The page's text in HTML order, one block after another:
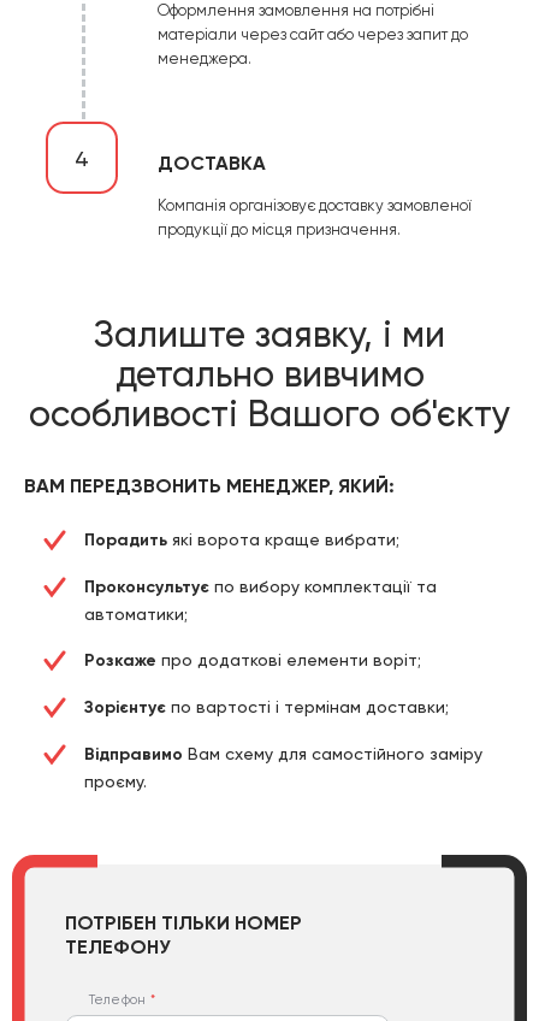
Оформлення замовлення на потрібні
матеріали через сайт або через запит до
менеджера.
4 ДОСТАВКА
Компанія організовує доставку замовленої
продукції до місця призначення.
Залиште заявку, і ми
детально вивчимо
особливості Вашого об'єкту
ВАМ ПЕРЕДЗВОНИТЬ МЕНЕДЖЕР, ЯКИЙ:
Порадить які ворота краще вибрати;
Проконсультує по вибору комплектації та
автоматики;
Розкаже про додаткові елементи воріт;
Зорієнтує по вартості і термінам доставки;
Відправимо Вам схему для самостійного заміру
проєму.
ПОТРІБЕН ТІЛЬКИ НОМЕР
ТЕЛЕФОНУ
Телефон